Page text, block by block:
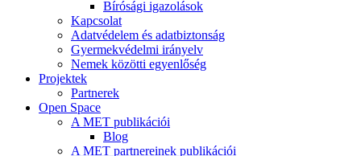
Bírósági igazolások
Kapcsolat
Adatvédelem és adatbiztonság
Gyermekvédelmi irányelv
Nemek közötti egyenlőség
Projektek
Partnerek
Open Space
A MET publikációi
Blog
A MET partnereinek publikációi